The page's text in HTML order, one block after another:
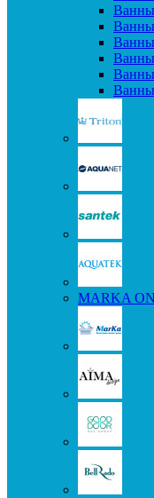
Ванны
Ванны
Ванны
Ванны
MARKA